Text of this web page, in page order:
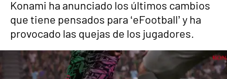
Konami ha anunciado los últimos cambios
que tiene pensados para ‘eFootball’ y ha
provocado las quejas de los jugadores.